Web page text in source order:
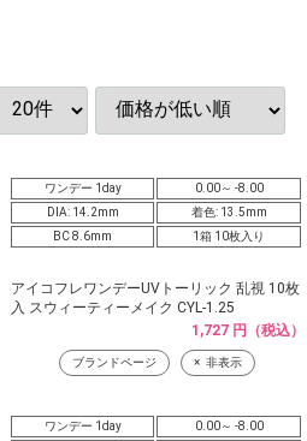
ワンデー 1day
0.00～ -8.00
DIA: 14.2mm
着色: 13.5mm
BC 8.6mm
1箱 10枚入り
アイコフレワンデーUVトーリック 乱視 10枚
入 スウィーティーメイク CYL-1.25
1,727 円（税込）
ブランドページ 非表示
ワンデー 1day
0.00～ -8.00